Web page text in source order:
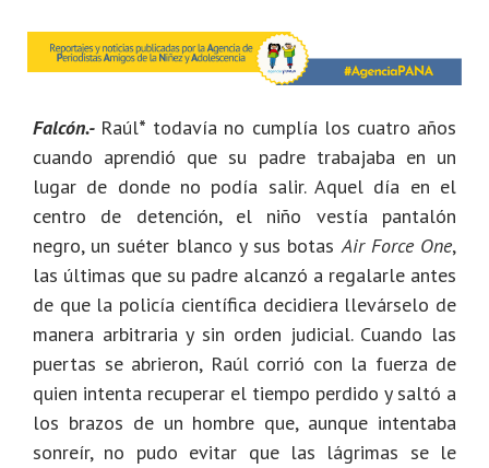
Falcón.- Raúl* todavía no cumplía los cuatro años
cuando aprendió que su padre trabajaba en un
lugar de donde no podía salir. Aquel día en el
centro de detención, el niño vestía pantalón
negro, un suéter blanco y sus botasAir Force One,
las últimas que su padre alcanzó a regalarle antes
de que la policía científica decidiera llevárselo de
manera arbitraria y sin orden judicial. Cuando las
puertas se abrieron, Raúl corrió con la fuerza de
quien intenta recuperar el tiempo perdido y saltó a
los brazos de un hombre que, aunque intentaba
sonreír, no pudo evitar que las lágrimas se le